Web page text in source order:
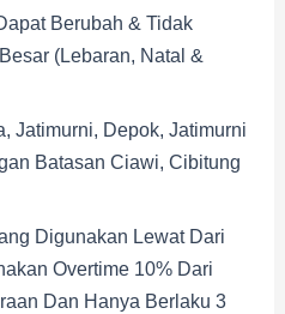
Berubah & Tidak
(Lebaran, Natal &
Jatimurni, Depok, Jatimurni
Batasan Ciawi, Cibitung
Digunakan Lewat Dari
Overtime 10% Dari
Dan Hanya Berlaku 3